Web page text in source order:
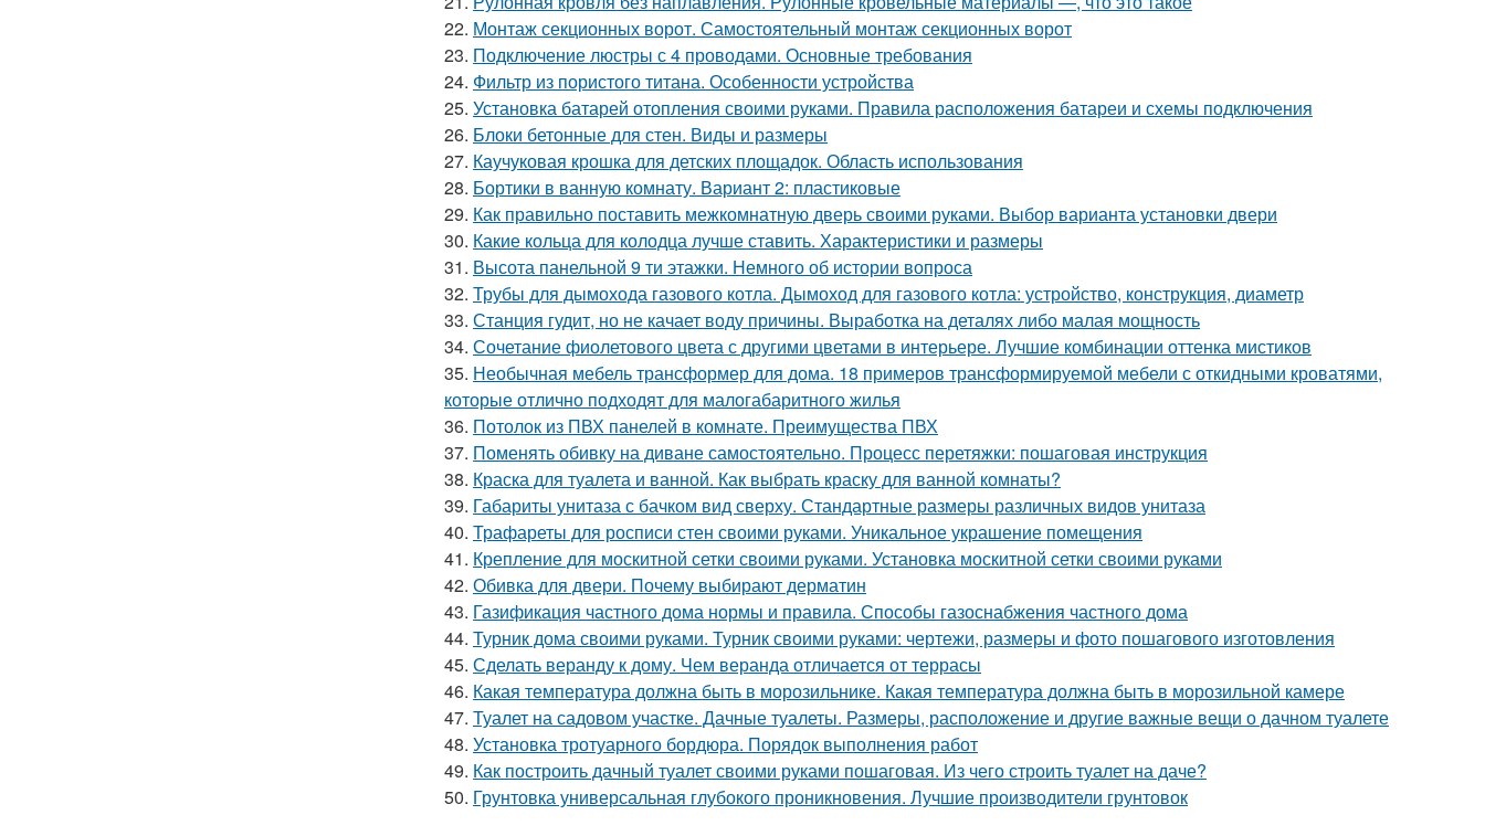
22. Монтаж секционных ворот. Самостоятельный монтаж секционных ворот
23. Подключение люстры с 4 проводами. Основные требования
24. Фильтр из пористого титана. Особенности устройства
25. Установка батарей отопления своими руками. Правила расположения батареи и схемы подключения
26. Блоки бетонные для стен. Виды и размеры
27. Каучуковая крошка для детских площадок. Область использования
28. Бортики в ванную комнату. Вариант 2: пластиковые
29. Как правильно поставить межкомнатную дверь своими руками. Выбор варианта установки двери
30. Какие кольца для колодца лучше ставить. Характеристики и размеры
31. Высота панельной 9 ти этажки. Немного об истории вопроса
32. Трубы для дымохода газового котла. Дымоход для газового котла: устройство, конструкция, диаметр
33. Станция гудит, но не качает воду причины. Выработка на деталях либо малая мощность
34. Сочетание фиолетового цвета с другими цветами в интерьере. Лучшие комбинации оттенка мистиков
35. Необычная мебель трансформер для дома. 18 примеров трансформируемой мебели с откидными кроватями,
которые отлично подходят для малогабаритного жилья
36. Потолок из ПВХ панелей в комнате. Преимущества ПВХ
37. Поменять обивку на диване самостоятельно. Процесс перетяжки: пошаговая инструкция
38. Краска для туалета и ванной. Как выбрать краску для ванной комнаты?
39. Габариты унитаза с бачком вид сверху. Стандартные размеры различных видов унитаза
40. Трафареты для росписи стен своими руками. Уникальное украшение помещения
41. Крепление для москитной сетки своими руками. Установка москитной сетки своими руками
42. Обивка для двери. Почему выбирают дерматин
43. Газификация частного дома нормы и правила. Способы газоснабжения частного дома
44. Турник дома своими руками. Турник своими руками: чертежи, размеры и фото пошагового изготовления
45. Сделать веранду к дому. Чем веранда отличается от террасы
46. Какая температура должна быть в морозильнике. Какая температура должна быть в морозильной камере
47. Туалет на садовом участке. Дачные туалеты. Размеры, расположение и другие важные вещи о дачном туалете
48. Установка тротуарного бордюра. Порядок выполнения работ
49. Как построить дачный туалет своими руками пошаговая. Из чего строить туалет на даче?
50. Грунтовка универсальная глубокого проникновения. Лучшие производители грунтовок